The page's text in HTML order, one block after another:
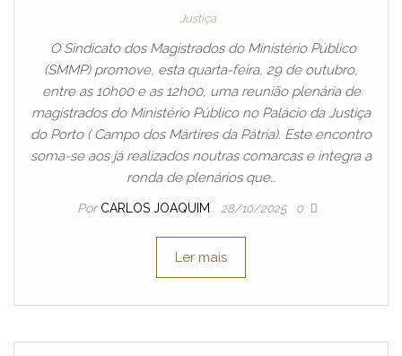
Justiça
O Sindicato dos Magistrados do Ministério Público
(SMMP) promove, esta quarta-feira, 29 de outubro,
entre as 10h00 e as 12h00, uma reunião plenária de
magistrados do Ministério Público no Palácio da Justiça
do Porto ( Campo dos Mártires da Pátria). Este encontro
soma-se aos já realizados noutras comarcas e integra a
ronda de plenários que…
Por CARLOS JOAQUIM 28/10/2025 0
Ler mais